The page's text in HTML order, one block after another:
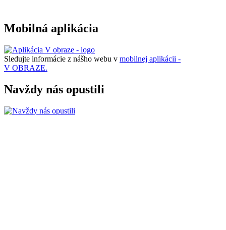
Mobilná aplikácia
Sledujte informácie z nášho webu v mobilnej aplikácii -
V OBRAZE.
Navždy nás opustili